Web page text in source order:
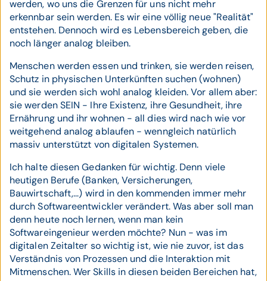
werden, wo uns die Grenzen für uns nicht mehr
erkennbar sein werden. Es wir eine völlig neue "Realität"
entstehen. Dennoch wird es Lebensbereich geben, die
noch länger analog bleiben.
Menschen werden essen und trinken, sie werden reisen,
Schutz in physischen Unterkünften suchen (wohnen)
und sie werden sich wohl analog kleiden. Vor allem aber:
sie werden SEIN - Ihre Existenz, ihre Gesundheit, ihre
Ernährung und ihr wohnen - all dies wird nach wie vor
weitgehend analog ablaufen - wenngleich natürlich
massiv unterstützt von digitalen Systemen.
Ich halte diesen Gedanken für wichtig. Denn viele
heutigen Berufe (Banken, Versicherungen,
Bauwirtschaft,...) wird in den kommenden immer mehr
durch Softwareentwickler verändert. Was aber soll man
denn heute noch lernen, wenn man kein
Softwareingenieur werden möchte? Nun - was im
digitalen Zeitalter so wichtig ist, wie nie zuvor, ist das
Verständnis von Prozessen und die Interaktion mit
Mitmenschen. Wer Skills in diesen beiden Bereichen hat,